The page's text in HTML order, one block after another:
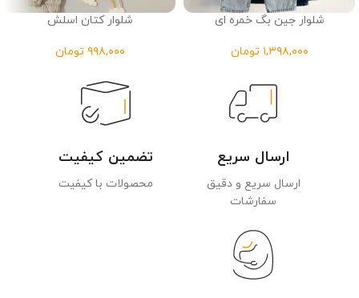
شلوار جین بگ خمره ای
تومان
شلوار کتان اسلش
تومان
ارسال سریع
ارسال سریع و دقیق
سفارشات
تضمین کیفیت
محصولات با کیفیت